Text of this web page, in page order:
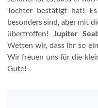
Tochter bestätigt hat!
besonders sind, aber mit
übertroffen!
Jupiter
Wetten wir, dass ihr so
Wir freuen uns für die
Gute!